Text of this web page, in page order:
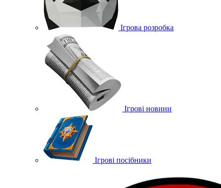
Ігрова розробка
Ігрові новини
Ігрові посібники